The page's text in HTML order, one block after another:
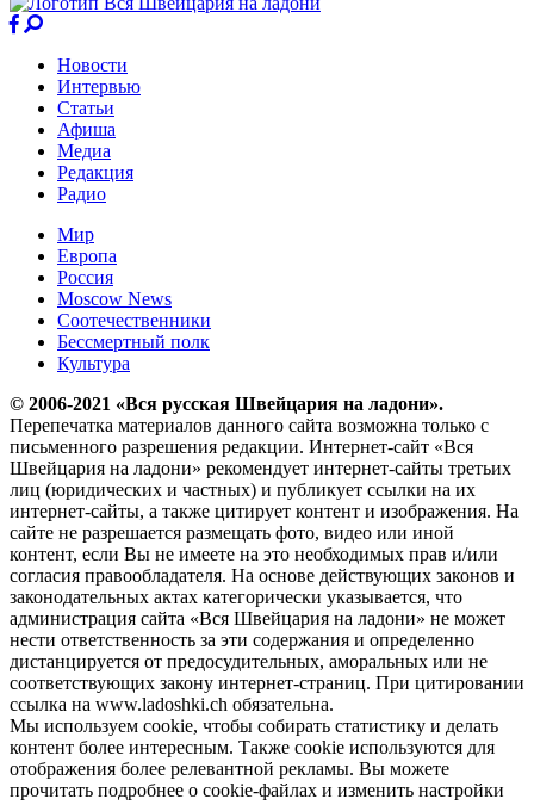
Новости
Интервью
Статьи
Афиша
Медиа
Редакция
Радио
Мир
Европа
Россия
Moscow News
Соотечественники
Бессмертный полк
Культура
© 2006-2021 «Вся русская Швейцария на ладони».
Перепечатка материалов данного сайта возможна только с
письменного разрешения редакции. Интернет-сайт «Вся
Швейцария на ладони» рекомендует интернет-сайты третьих
лиц (юридических и частных) и публикует ссылки на их
интернет-сайты, а также цитирует контент и изображения. На
сайте не разрешается размещать фото, видео или иной
контент, если Вы не имеете на это необходимых прав и/или
согласия правообладателя. На основе действующих законов и
законодательных актах категорически указывается, что
администрация сайта «Вся Швейцария на ладони» не может
нести ответственность за эти содержания и определенно
дистанцируется от предосудительных, аморальных или не
соответствующих закону интернет-страниц. При цитировании
ссылка на www.ladoshki.ch обязательна.
Мы используем cookie, чтобы собирать статистику и делать
контент более интересным. Также cookie используются для
отображения более релевантной рекламы. Вы можете
прочитать подробнее о cookie-файлах и изменить настройки